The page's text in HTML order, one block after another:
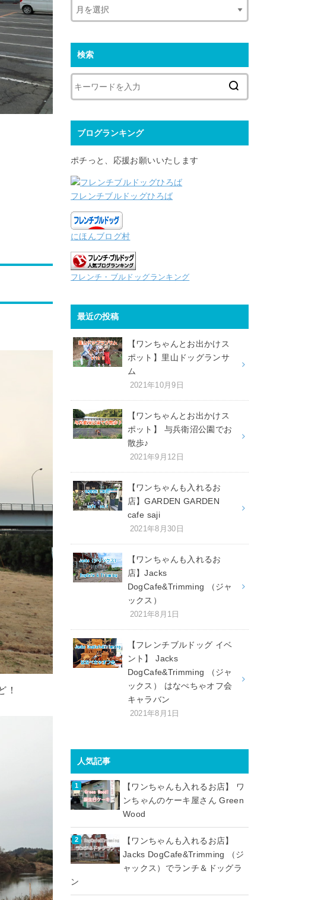
！
検索
ブログランキング
ポチっと、応援お願いいたします
フレンチブルドッグひろば
にほんブログ村
フレンチ・ブルドッグランキング
最近の投稿
【ワンちゃんとお出かけス
ポット】里山ドッグランサ
ム
2021年10月9日
【ワンちゃんとお出かけス
ポット】 与兵衛沼公園でお
散歩♪
2021年9月12日
【ワンちゃんも入れるお
店】GARDEN GARDEN
cafe saji
2021年8月30日
【ワンちゃんも入れるお
店】Jacks
DogCafe&Trimming （ジャ
ックス）
2021年8月1日
【フレンチブルドッグ イベ
ント】 Jacks
DogCafe&Trimming （ジャ
ックス） はなぺちゃオフ会
キャラバン
2021年8月1日
人気記事
【ワンちゃんも入れるお店】 ワ
ンちゃんのケーキ屋さん Green
Wood
【ワンちゃんも入れるお店】
Jacks DogCafe&Trimming （ジ
ャックス）でランチ＆ドッグラ
ン